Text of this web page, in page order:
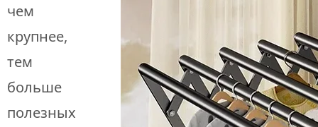
чем
крупнее,
тем
больше
полезных